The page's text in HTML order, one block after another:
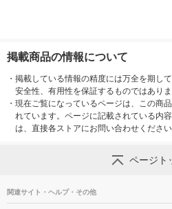
掲載商品の情報について
・ 掲載している情報の精度には万全を期し
安全性、有用性を保証するものではありま
・ 現在ご覧になっているページは、この商
れています。ページに記載されている内
は、直接各ストアにお問い合わせください
ページト
関連サイト・ヘルプ・その他